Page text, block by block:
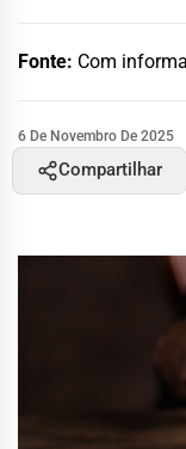
Fonte: Com
6 De Novembro De 2025
Compartilhar